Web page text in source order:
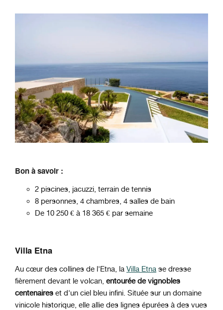
Bon à savoir :
2 piscines, jacuzzi, terrain de tennis
8 personnes, 4 chambres, 4 salles de bain
De 10 250 € à 18 365 € par semaine
Villa Etna
Au cœur des collines de l'Etna, la Villa Etna se dresse
fièrement devant le volcan, entourée de vignobles
centenaires et d'un ciel bleu infini. Située sur un domaine
vinicole historique, elle allie des lignes épurées à des vues